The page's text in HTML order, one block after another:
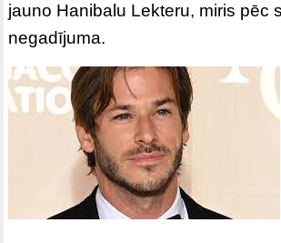
jauno Hanibalu Lekteru, miris pēc
negadījuma.